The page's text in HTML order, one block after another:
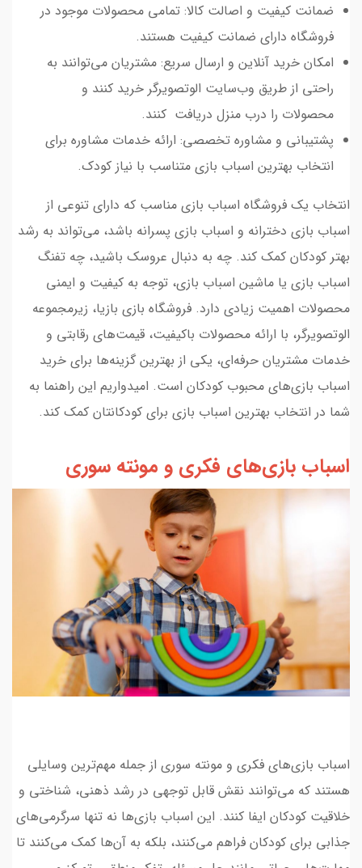
ضمانت کیفیت و اصالت کالا: تمامی محصولات موجود در
فروشگاه دارای ضمانت کیفیت هستند.
امکان خرید آنلاین و ارسال سریع: مشتریان می‌توانند به
راحتی از طریق وب‌سایت الوتصویرگر خرید کنند و
محصولات را درب منزل دریافت کنند.
پشتیبانی و مشاوره تخصصی: ارائه خدمات مشاوره برای
انتخاب بهترین اسباب بازی متناسب با نیاز کودک.
انتخاب یک فروشگاه اسباب بازی مناسب که دارای تنوعی از
اسباب بازی دخترانه و اسباب بازی پسرانه باشد، می‌تواند به رشد
بهتر کودکان کمک کند. چه به دنبال عروسک باشید، چه تفنگ
اسباب بازی یا ماشین اسباب بازی، توجه به کیفیت و ایمنی
محصولات اهمیت زیادی دارد. فروشگاه بازی بازیا، زیرمجموعه
الوتصویرگر، با ارائه محصولات باکیفیت، قیمت‌های رقابتی و
خدمات مشتریان حرفه‌ای، یکی از بهترین گزینه‌ها برای خرید
اسباب بازی‌های محبوب کودکان است. امیدواریم این راهنما به
شما در انتخاب بهترین اسباب بازی برای کودکانتان کمک کند.
اسباب بازی‌های فکری و مونته سوری
اسباب بازی‌های فکری و مونته سوری از جمله مهم‌ترین وسایلی
هستند که می‌توانند نقش قابل توجهی در رشد ذهنی، شناختی و
خلاقیت کودکان ایفا کنند. این اسباب بازی‌ها نه تنها سرگرمی‌های
جذابی برای کودکان فراهم می‌کنند، بلکه به آن‌ها کمک می‌کنند تا